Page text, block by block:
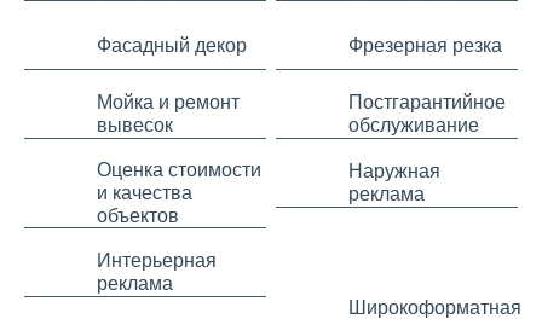
Фасадный декор Фрезерная резка
Мойка и ремонт
вывесок
Постгарантийное
обслуживание
Оценка стоимости
и качества
объектов
Наружная
реклама
Интерьерная
реклама
Широкоформатная